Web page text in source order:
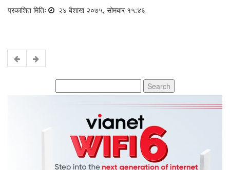
प्रकाशित मितिः २४ बैशाख २०७५, सोमबार १५:४६
for: